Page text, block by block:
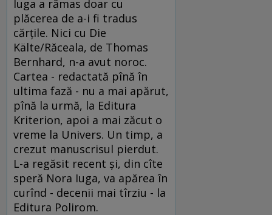
Iuga a rămas doar cu
plăcerea de a-i fi tradus
cărţile. Nici cu Die
Kälte/Răceala, de Thomas
Bernhard, n-a avut noroc.
Cartea - redactată pînă în
ultima fază - nu a mai apărut,
pînă la urmă, la Editura
Kriterion, apoi a mai zăcut o
vreme la Univers. Un timp, a
crezut manuscrisul pierdut.
L-a regăsit recent şi, din cîte
speră Nora Iuga, va apărea în
curînd - decenii mai tîrziu - la
Editura Polirom.